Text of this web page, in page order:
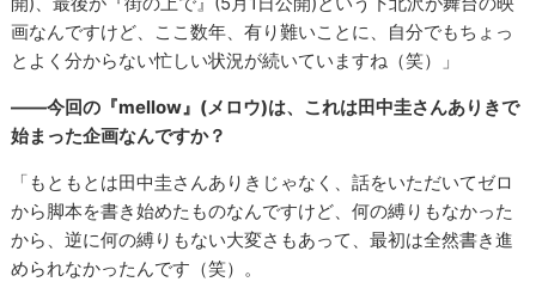
画なんですけど、ここ数年、有り難いことに、自分でもちょっ
とよく分からない忙しい状況が続いていますね（笑）」
――今回の『mellow』(メロウ)は、これは田中圭さんありきで
始まった企画なんですか？
「もともとは田中圭さんありきじゃなく、話をいただいてゼロ
から脚本を書き始めたものなんですけど、何の縛りもなかった
から、逆に何の縛りもない大変さもあって、最初は全然書き進
められなかったんです（笑）。